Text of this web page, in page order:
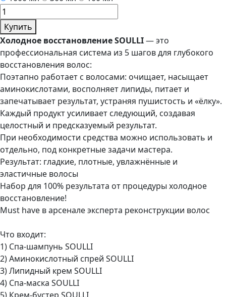
Купить
Холодное восстановление SOULLI— это
профессиональная система из 5 шагов для глубокого
восстановления волос:
Поэтапно работает с волосами: очищает, насыщает
аминокислотами, восполняет липиды, питает и
запечатывает результат, устраняя пушистость и «ёлку».
Каждый продукт усиливает следующий, создавая
целостный и предсказуемый результат.
При необходимости средства можно использовать и
отдельно, под конкретные задачи мастера.
Результат: гладкие, плотные, увлажнённые и
эластичные волосы
Набор для 100% результата от процедуры холодное
восстановление!
Must have в арсенале эксперта реконструкции волос
Что входит:
1) Спа-шампунь SOULLI
2) Аминокислотный спрей SOULLI
3) Липидный крем SOULLI
4) Спа-маска SOULLI